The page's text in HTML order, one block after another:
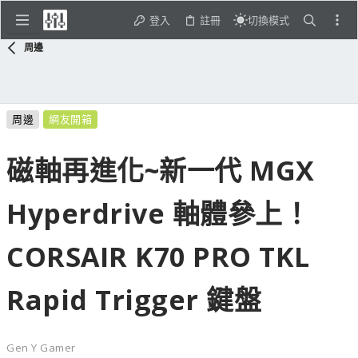
登入 註冊 切換模式
周邊
周邊 網友開箱
磁軸再進化~新一代 MGX
Hyperdrive 軸體參上！
CORSAIR K70 PRO TKL
Rapid Trigger 鍵盤
Gen Y Gamer